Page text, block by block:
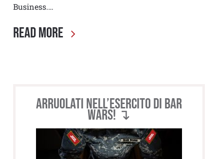
Business.…
Read More
Arruolati nell’esercito di BAR
WARS! ↴